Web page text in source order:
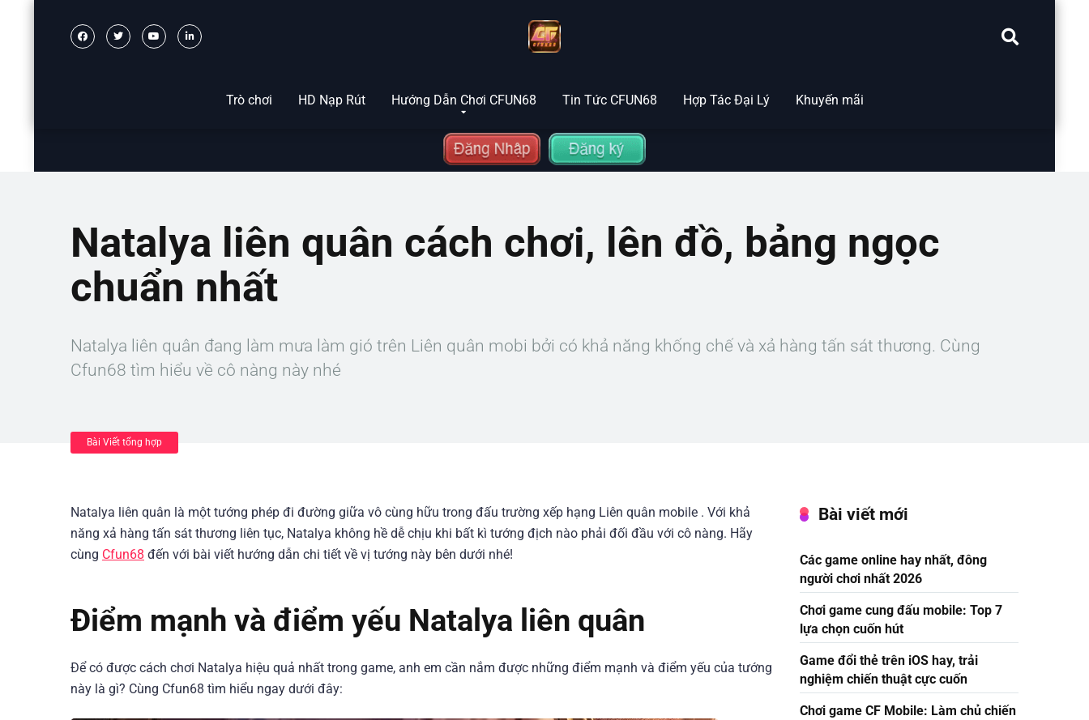
Trò chơi HD Nạp Rút Hướng Dẫn Chơi CFUN68 Tin Tức CFUN68 Hợp Tác Đại Lý Khuyến mãi
Natalya liên quân cách chơi, lên đồ, bảng ngọc
chuẩn nhất
Natalya liên quân đang làm mưa làm gió trên Liên quân mobi bởi có khả năng khống chế và xả hàng tấn sát thương. Cùng
Cfun68 tìm hiểu về cô nàng này nhé
Bài Viết tổng hợp
Natalya liên quân là một tướng phép đi đường giữa vô cùng hữu trong đấu trường xếp hạng Liên quân mobile . Với khả
năng xả hàng tấn sát thương liên tục, Natalya không hề dễ chịu khi bất kì tướng địch nào phải đối đầu với cô nàng. Hãy
cùng Cfun68 đến với bài viết hướng dẫn chi tiết về vị tướng này bên dưới nhé!
Điểm mạnh và điểm yếu Natalya liên quân
Để có được cách chơi Natalya hiệu quả nhất trong game, anh em cần nắm được những điểm mạnh và điểm yếu của tướng
này là gì? Cùng Cfun68 tìm hiểu ngay dưới đây:
Bài viết mới
Các game online hay nhất, đông
người chơi nhất 2026
Chơi game cung đấu mobile: Top 7
lựa chọn cuốn hút
Game đổi thẻ trên iOS hay, trải
nghiệm chiến thuật cực cuốn
Chơi game CF Mobile: Làm chủ chiến